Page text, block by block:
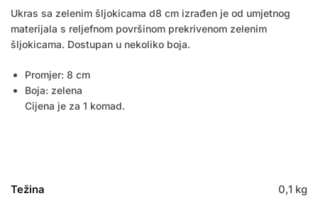
Ukras sa zelenim šljokicama d8 cm izrađen je od umjetnog
materijala s reljefnom površinom prekrivenom zelenim
šljokicama. Dostupan u nekoliko boja.
Promjer: 8 cm
Boja: zelena
Cijena je za 1 komad.
Težina 0,1 kg